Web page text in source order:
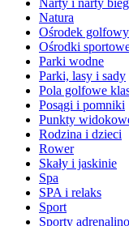
Natura
Ośrodek golfowy
Ośrodki
Parki wodne
Parki, lasy i sady
Pola golfowe
Posągi i pomniki
Punkty
Rodzina i dzieci
Rower
Skały i jaskinie
Spa
SPA i relaks
Sport
Sporty